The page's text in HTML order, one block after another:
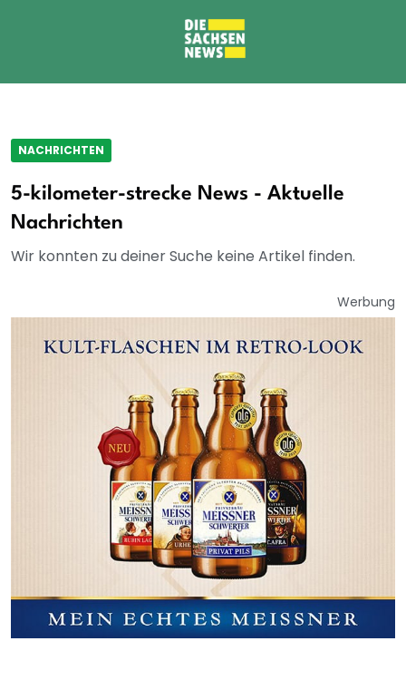
NACHRICHTEN
5-kilometer-strecke News - Aktuelle
Nachrichten
Wir konnten zu deiner Suche keine Artikel finden.
Werbung